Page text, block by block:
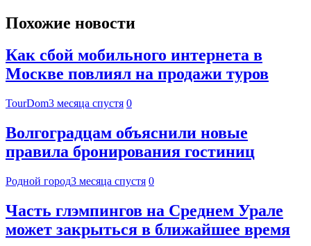
Похожие новости
Как сбой мобильного интернета в
Москве повлиял на продажи туров
TourDom3 месяца спустя 0
Волгоградцам объяснили новые
правила бронирования гостиниц
Родной город3 месяца спустя 0
Часть глэмпингов на Среднем Урале
может закрыться в ближайшее время